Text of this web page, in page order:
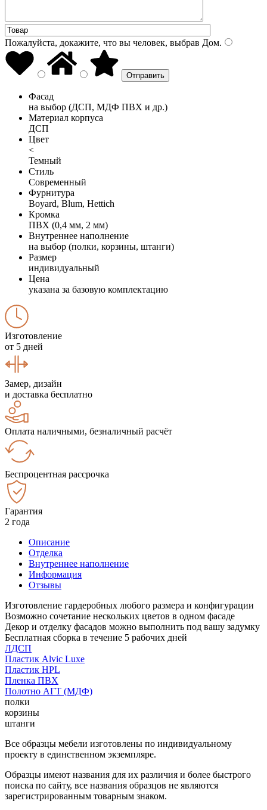
Пожалуйста, докажите, что вы человек, выбрав Дом.
Фасад
на выбор (ДСП, МДФ ПВХ и др.)
Материал корпуса
ДСП
Цвет
<
Темный
Стиль
Современный
Фурнитура
Boyard, Blum, Hettich
Кромка
ПВХ (0,4 мм, 2 мм)
Внутреннее наполнение
на выбор (полки, корзины, штанги)
Размер
индивидуальный
Цена
указана за базовую комплектацию
Изготовление
от 5 дней
Замер, дизайн
и доставка бесплатно
Оплата наличными, безналичный расчёт
Беспроцентная рассрочка
Гарантия
2 года
Описание
Отделка
Внутреннее наполнение
Информация
Отзывы
Изготовление гардеробных любого размера и конфигурации
Возможно сочетание нескольких цветов в одном фасаде
Декор и отделку фасадов можно выполнить под вашу задумку
Бесплатная сборка в течение 5 рабочих дней
ЛДСП
Пластик Alvic Luxe
Пластик HPL
Пленка ПВХ
Полотно АГТ (МДФ)
полки
корзины
штанги
Все образцы мебели изготовлены по индивидуальному
проекту в единственном экземпляре.
Образцы имеют названия для их различия и более быстрого
поиска по сайту, все названия образцов не являются
зарегистрированным товарным знаком.